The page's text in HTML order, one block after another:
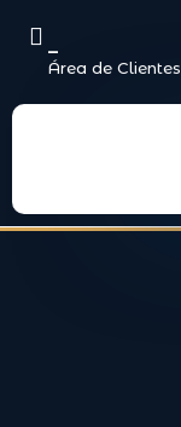
_
Área de Clientes